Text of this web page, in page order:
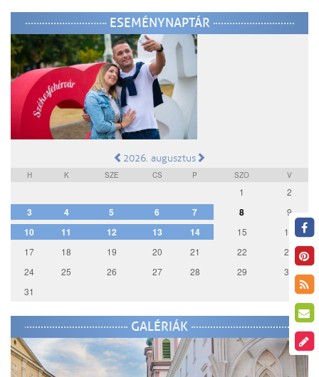
ESEMÉNYNAPTÁR
2026. augusztus
H K SZE CS P SZO V
1 2
3 4 5 6 7 8 9
10 11 12 13 14 15
16
17
18 19 20 21 22
23
24
25 26 27 28 29
30
31
GALÉRIÁK